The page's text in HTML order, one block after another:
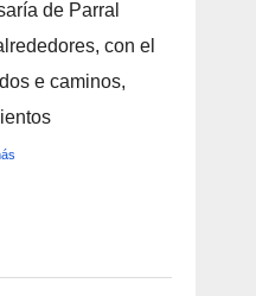
de Parral
con el
e caminos,